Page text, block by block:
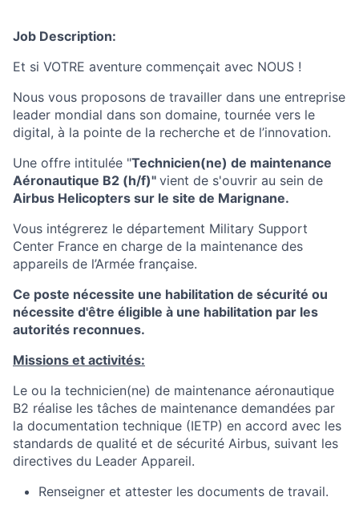
Job Description:
Et si VOTRE aventure commençait avec NOUS !
Nous vous proposons de travailler dans une entreprise
leader mondial dans son domaine, tournée vers le
digital, à la pointe de la recherche et de l’innovation.
Une offre intitulée "Technicien(ne) de maintenance
Aéronautique B2 (h/f)" vient de s'ouvrir au sein de
Airbus Helicopters sur le site de Marignane.
Vous intégrerez le département Military Support
Center France en charge de la maintenance des
appareils de l’Armée française.
Ce poste nécessite une habilitation de sécurité ou
nécessite d'être éligible à une habilitation par les
autorités reconnues.
Missions et activités:
Le ou la technicien(ne) de maintenance aéronautique
B2 réalise les tâches de maintenance demandées par
la documentation technique (IETP) en accord avec les
standards de qualité et de sécurité Airbus, suivant les
directives du Leader Appareil.
Renseigner et attester les documents de travail.